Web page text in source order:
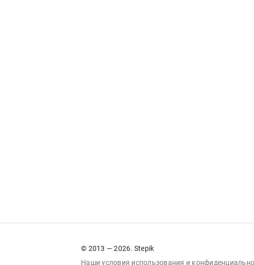
© 2013 — 2026. Stepik
Наши условия использования и